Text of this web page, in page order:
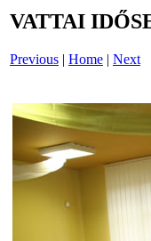
VATTAI
Previous | Home | Next